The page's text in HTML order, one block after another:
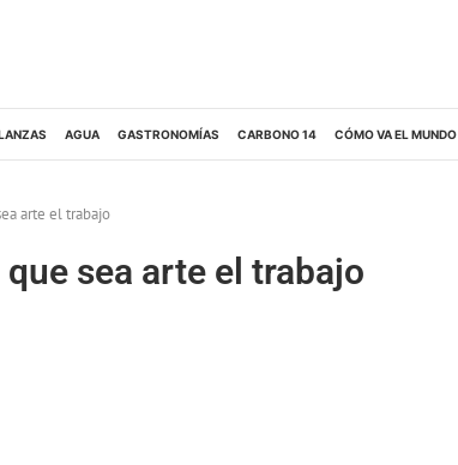
AGUA GASTRONOMÍAS CARBONO 14 CÓMO VA EL MUNDO
arte el trabajo
sea arte el trabajo